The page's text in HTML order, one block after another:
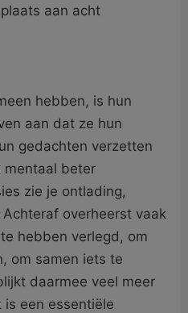
aan acht
hebben, is hun
aan dat ze hun
gedachten verzetten
mentaal beter
zie je ontlading,
overheerst vaak
hebben verlegd, om
om samen iets te
daarmee veel meer
een essentiële